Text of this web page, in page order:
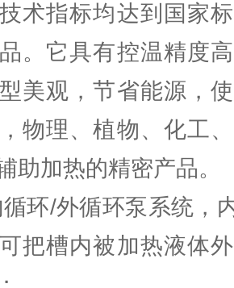
术指标均达到国家
。它具有控温精度
美观，节省能源，
物理、植物、化工
助加热的精密产品。
环/外循环泵系统，
把槽内被加热液体